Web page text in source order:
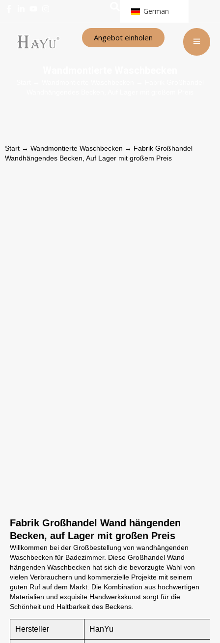
German
Angebot einholen
Start → Wandmontierte Waschbecken → Fabrik Großhandel
Wandhängendes Becken, Auf Lager mit großem Preis
Fabrik Großhandel Wand hängenden
Becken, auf Lager mit großen Preis
Willkommen bei der Großbestellung von wandhängenden
Waschbecken für Badezimmer. Diese Großhandel Wand
hängenden Waschbecken hat sich die bevorzugte Wahl von
vielen Verbrauchern und kommerzielle Projekte mit seinem
guten Ruf auf dem Markt. Die Kombination aus hochwertigen
Materialien und exquisite Handwerkskunst sorgt für die
Schönheit und Haltbarkeit des Beckens.
Hersteller HanYu